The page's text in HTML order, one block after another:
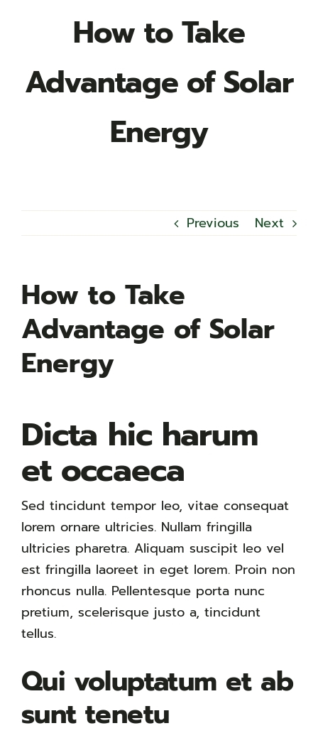
How to Take
Advantage of Solar
Energy
Previous Next
How to Take
Advantage of Solar
Energy
Dicta hic harum
et occaeca
Sed tincidunt tempor leo, vitae consequat
lorem ornare ultricies. Nullam fringilla
ultricies pharetra. Aliquam suscipit leo vel
est fringilla laoreet in eget lorem. Proin non
rhoncus nulla. Pellentesque porta nunc
pretium, scelerisque justo a, tincidunt
tellus.
Qui voluptatum et ab
sunt tenetu